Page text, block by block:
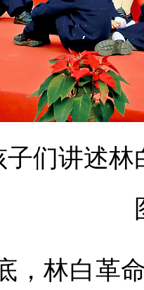
们讲述
林白革命